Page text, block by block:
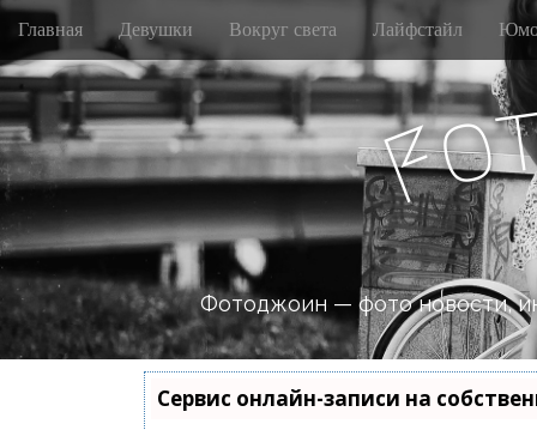
M
i
n
m
e
n
u
S
i
p
t
o
c
o
n
t
e
Главная Девушки Вокруг света Лайфстайл
Fo
Фотоджоин — фото новости,
Сервис онлайн-записи на